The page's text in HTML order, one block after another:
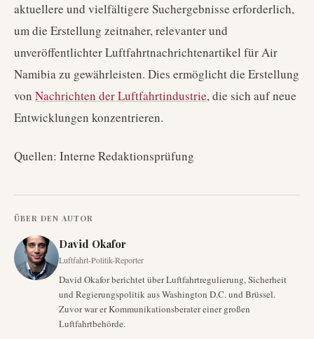
aktuellere und vielfältigere Suchergebnisse erforderlich,
um die Erstellung zeitnaher, relevanter und
unveröffentlichter Luftfahrtnachrichtenartikel für Air
Namibia zu gewährleisten. Dies ermöglicht die Erstellung
von Nachrichten der Luftfahrtindustrie, die sich auf neue
Entwicklungen konzentrieren.
Quellen: Interne Redaktionsprüfung
ÜBER DEN AUTOR
David Okafor
Luftfahrt-Politik-Reporter
David Okafor berichtet über Luftfahrtregulierung, Sicherheit
und Regierungspolitik aus Washington D.C. und Brüssel.
Zuvor war er Kommunikationsberater einer großen
Luftfahrtbehörde.